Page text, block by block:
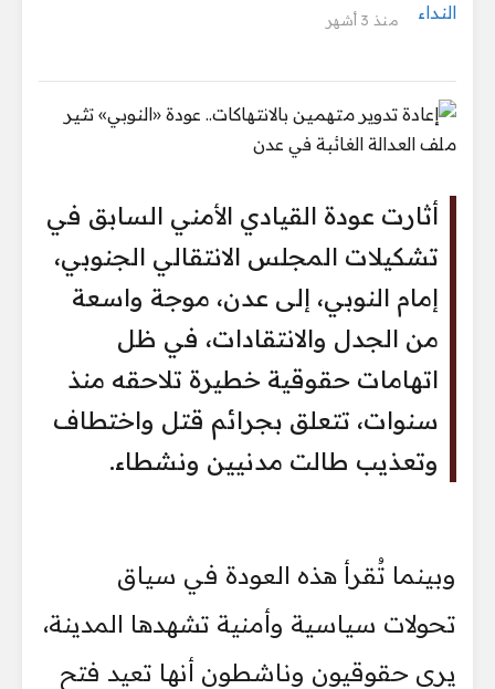
النداء منذ 3 أشهر
أثارت عودة القيادي الأمني السابق في
تشكيلات المجلس الانتقالي الجنوبي،
إمام النوبي، إلى عدن، موجة واسعة
من الجدل والانتقادات، في ظل
اتهامات حقوقية خطيرة تلاحقه منذ
سنوات، تتعلق بجرائم قتل واختطاف
وتعذيب طالت مدنيين ونشطاء.
وبينما تُقرأ هذه العودة في سياق
تحولات سياسية وأمنية تشهدها المدينة،
يرى حقوقيون وناشطون أنها تعيد فتح